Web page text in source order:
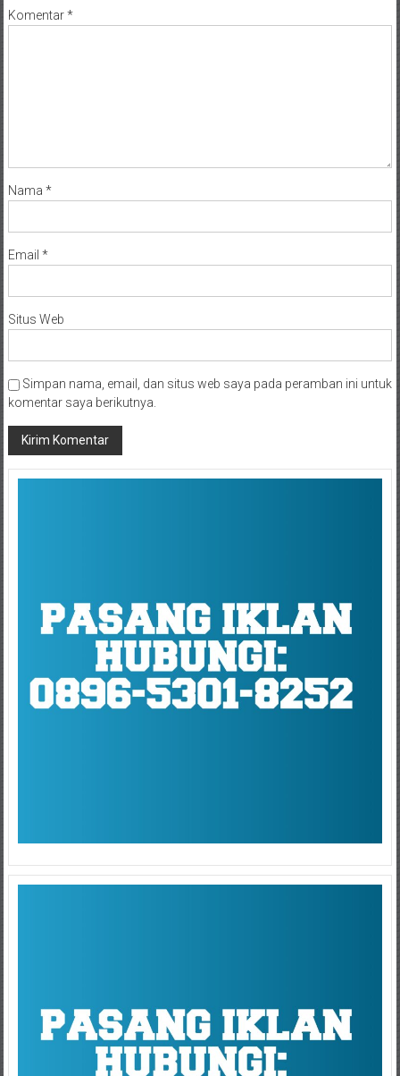
Nama*
Email*
Situs Web
Simpan nama, email, dan situs web saya pada peramban ini untuk
komentar saya berikutnya.